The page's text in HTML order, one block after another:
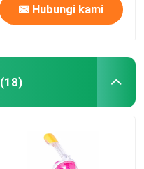
Hubungi kami
(18)